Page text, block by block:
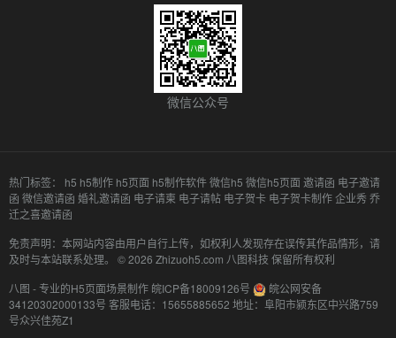
微信公众号
热门标签： h5 h5制作 h5页面 h5制作软件微信h5 微信h5页面邀请函 电子邀请
函 微信邀请函 婚礼邀请函 电子请柬 电子请帖 电子贺卡 电子贺卡制作企业秀 乔
迁之喜邀请函
免责声明：本网站内容由用户自行上传，如权利人发现存在误传其作品情形，请
及时与本站联系处理。 © 2026 Zhizuoh5.com 八图科技 保留所有权利
八图 - 专业的H5页面场景制作 皖ICP备18009126号
皖公网安备
34120302000133号 客服电话：15655885652 地址：阜阳市颍东区中兴路759
号众兴佳苑Z1